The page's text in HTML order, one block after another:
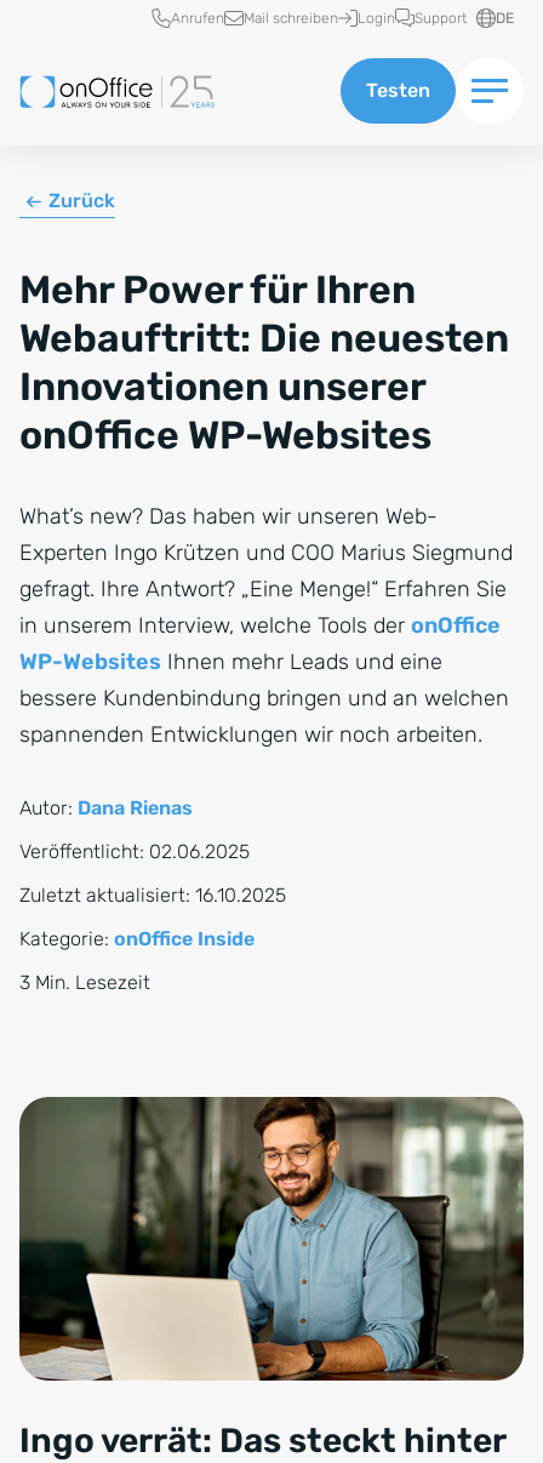
Schnellzugriff
Anrufen Mail schreiben Login Support DE
Testen
Zurück
Mehr Power für Ihren
Webauftritt: Die neuesten
Innovationen unserer
onOffice WP-Websites
What’s new? Das haben wir unseren Web-
Experten Ingo Krützen und COO Marius Siegmund
gefragt. Ihre Antwort? „Eine Menge!“ Erfahren Sie
in unserem Interview, welche Tools der onOffice
WP-Websites Ihnen mehr Leads und eine
bessere Kundenbindung bringen und an welchen
spannenden Entwicklungen wir noch arbeiten.
Autor: Dana Rienas
Veröffentlicht: 02.06.2025
Zuletzt aktualisiert: 16.10.2025
Kategorie: onOffice Inside
3 Min. Lesezeit
Ingo verrät: Das steckt hinter